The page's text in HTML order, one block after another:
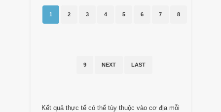
1 2 3 4 5 6 7 8
9 NEXT LAST
Kết quả thực tế có thể tùy thuộc vào cơ địa mỗi